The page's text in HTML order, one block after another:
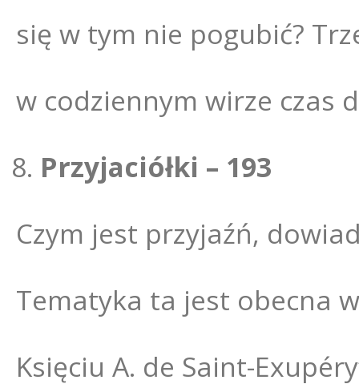
się w tym nie pogubić?
w codziennym wirze czas
Przyjaciółki – 193
Czym jest przyjaźń,
Tematyka ta jest obecna
Księciu A. de Saint-